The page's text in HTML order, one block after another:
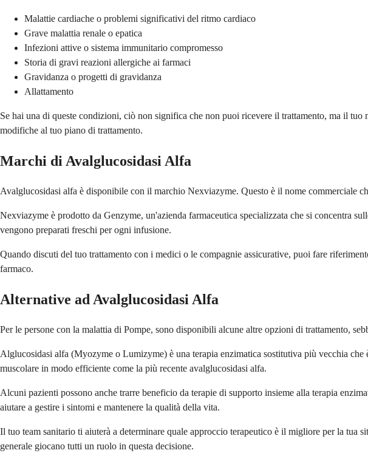
Malattie cardiache o problemi significativi del ritmo cardiaco
Grave malattia renale o epatica
Infezioni attive o sistema immunitario compromesso
Storia di gravi reazioni allergiche ai farmaci
Gravidanza o progetti di gravidanza
Allattamento
Se hai una di queste condizioni, ciò non significa che non puoi ricevere il trattamento, ma il
modifiche al tuo piano di trattamento.
Marchi di Avalglucosidasi Alfa
Avalglucosidasi alfa è disponibile con il marchio Nexviazyme. Questo è il nome commerciale
Nexviazyme è prodotto da Genzyme, un'azienda farmaceutica specializzata che si concentra
vengono preparati freschi per ogni infusione.
Quando discuti del tuo trattamento con i medici o le compagnie assicurative, puoi fare
farmaco.
Alternative ad Avalglucosidasi Alfa
Per le persone con la malattia di Pompe, sono disponibili alcune altre opzioni di trattamento,
Alglucosidasi alfa (Myozyme o Lumizyme) è una terapia enzimatica sostitutiva più vecchia
muscolare in modo efficiente come la più recente avalglucosidasi alfa.
Alcuni pazienti possono anche trarre beneficio da terapie di supporto insieme alla terapia
aiutare a gestire i sintomi e mantenere la qualità della vita.
Il tuo team sanitario ti aiuterà a determinare quale approccio terapeutico è il migliore per la tua
generale giocano tutti un ruolo in questa decisione.